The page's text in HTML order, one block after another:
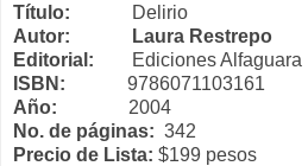
Título:
Delirio
Autor: Laura Restrepo
Editorial: Ediciones Alfaguara
ISBN: 9786071103161
Año: 2004
No. de páginas: 342
Precio de Lista: $199 pesos